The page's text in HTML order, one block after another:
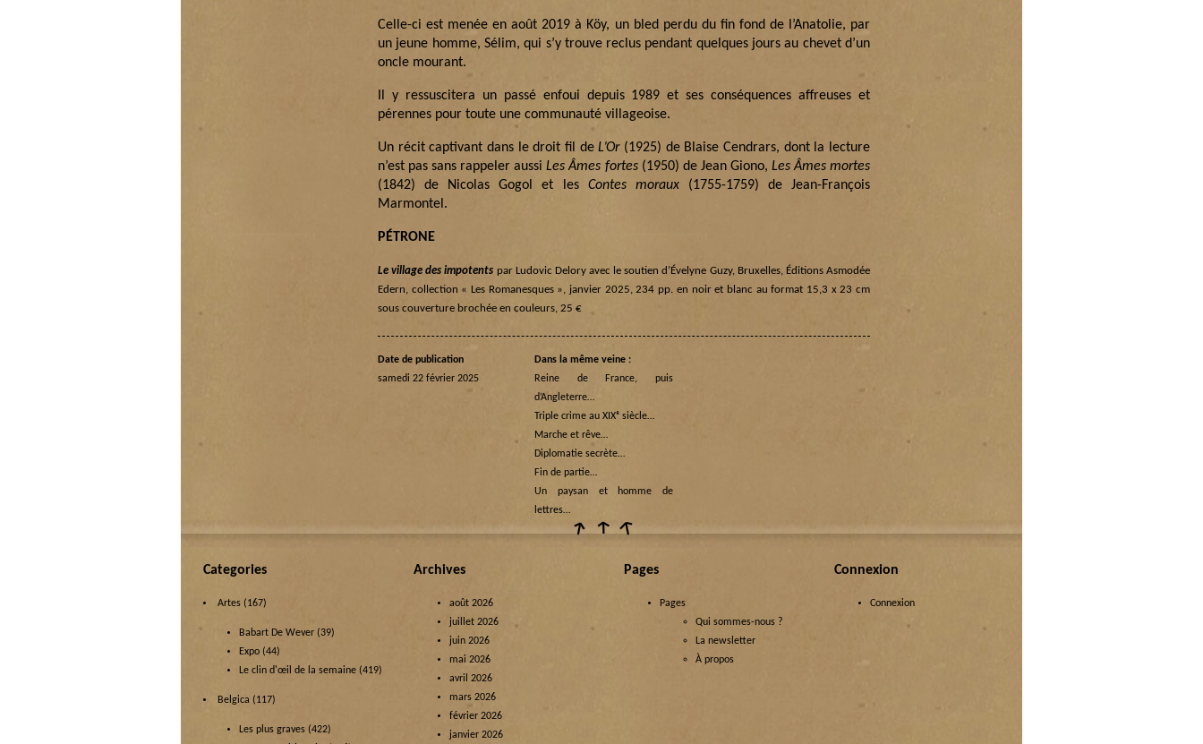
Celle-ci est menée en août 2019 à Köy, un bled perdu du fin fond de l’Anatolie, par
un jeune homme, Sélim, qui s’y trouve reclus pendant quelques jours au chevet d’un
oncle mourant.
Il y ressuscitera un passé enfoui depuis 1989 et ses conséquences affreuses et
pérennes pour toute une communauté villageoise.
Un récit captivant dans le droit fil deL’Or (1925) de Blaise Cendrars, dont la lecture
n’est pas sans rappeler aussiLes Âmes fortes(1950) de Jean Giono, Les Âmes mortes
(1842) de Nicolas Gogol et les Contes moraux(1755-1759) de Jean-François
Marmontel.
PÉTRONE
Le village des impotents par Ludovic Delory avec le soutien d’Évelyne Guzy, Bruxelles, Éditions Asmodée
Edern, collection « Les Romanesques », janvier 2025, 234 pp. en noir et blanc au format 15,3 x 23 cm
sous couverture brochée en couleurs, 25 €
Date de publication
samedi 22 février 2025
Dans la même veine :
Reine de France, puis
d’Angleterre…
Triple crime au XIXᵉ siècle…
Marche et rêve…
Diplomatie secrète…
Fin de partie…
Un paysan et homme de
lettres…
Categories
Artes (167)
Babart De Wever (39)
Expo (44)
Le clin d'œil de la semaine (419)
Belgica (117)
Les plus graves (422)
Archives
août 2026
juillet 2026
juin 2026
mai 2026
avril 2026
mars 2026
février 2026
janvier 2026
Pages
Pages
Qui sommes-nous ?
La newsletter
À propos
Connexion
Connexion